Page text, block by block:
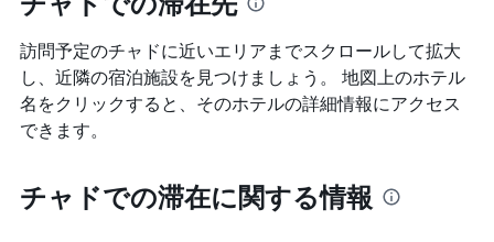
表
し
て
い
ま
す
表
し
て
い
ま
の
訪問予定のチャドに近いエリアまでスクロールして拡大
し、近隣の宿泊施設を見つけましょう。 地図上のホテル
名をクリックすると、そのホテルの詳細情報にアクセス
できます。
チャドでの滞在に関する情報